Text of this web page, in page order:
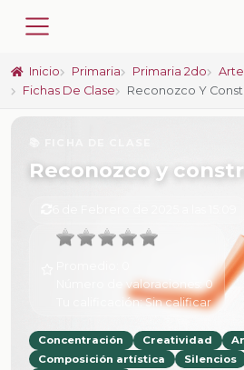
Inicio Primaria Primaria 2do
Fichas De Clase
Reconozco Y
Reconozco y
Número de valoraciones:0
Tu calificación:Sin calificar
Concentración Creatividad
Composición artística
Silencios